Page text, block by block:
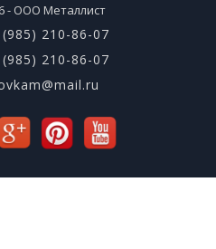
- ООО Металлист
210-86-07
210-86-07